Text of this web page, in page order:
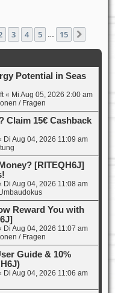
von 15
3 4 5 15
Potential in Seas
« Mi Aug 05, 2026 2:00 am
/ Fragen
Claim 15€ Cashback
Di Aug 04, 2026 11:09 am
[RITEQH6J]
Di Aug 04, 2026 11:08 am
Reward You with
Di Aug 04, 2026 11:07 am
/ Fragen
Guide & 10%
Di Aug 04, 2026 11:06 am